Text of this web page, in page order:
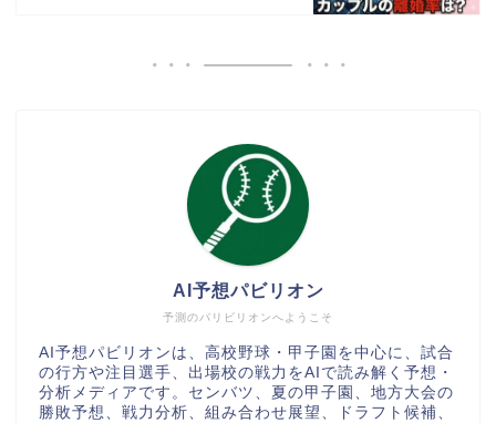
予測のパリビリオンへようこそ
AI予想パビリオン
AI予想パビリオンは、高校野球・甲子園を中心に、試合
の行方や注目選手、出場校の戦力をAIで読み解く予想・
分析メディアです。センバツ、夏の甲子園、地方大会の
勝敗予想、戦力分析、組み合わせ展望、ドラフト候補、